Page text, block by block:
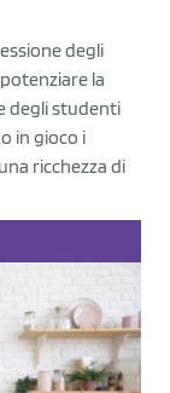
degli
la
degli studenti
in gioco i
ricchezza di